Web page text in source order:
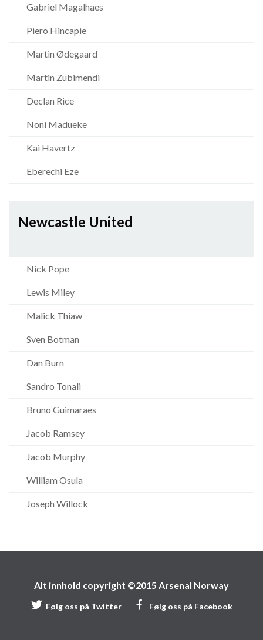
Gabriel Magalhaes
Piero Hincapie
Martin Ødegaard
Martin Zubimendi
Declan Rice
Noni Madueke
Kai Havertz
Eberechi Eze
Newcastle United
Nick Pope
Lewis Miley
Malick Thiaw
Sven Botman
Dan Burn
Sandro Tonali
Bruno Guimaraes
Jacob Ramsey
Jacob Murphy
William Osula
Joseph Willock
Alt innhold copyright ©2015 Arsenal Norway
Følg oss på Twitter Følg oss på Facebook